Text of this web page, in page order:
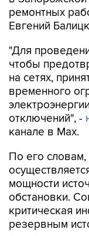
ремонтных
Евгений
"Для
чтобы
на сетях,
временного
отключений", -
канале в Max.
По его
мощности
обстановки.
критическая
резервным